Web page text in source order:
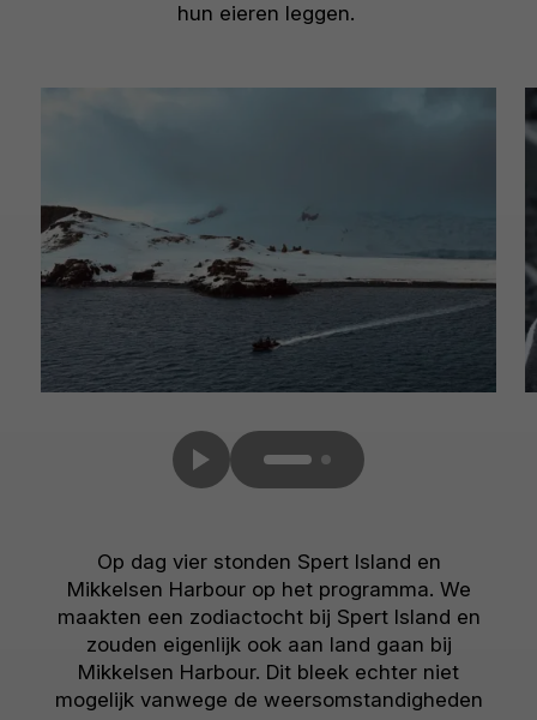
hun eieren leggen.
Op dag vier stonden Spert Island en
Mikkelsen Harbour op het programma. We
maakten een zodiactocht bij Spert Island en
zouden eigenlijk ook aan land gaan bij
Mikkelsen Harbour. Dit bleek echter niet
mogelijk vanwege de weersomstandigheden